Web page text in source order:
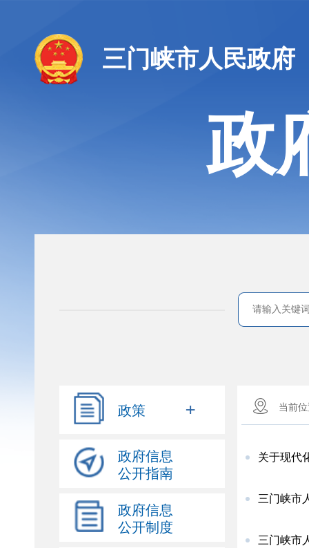
三门峡市人民政府
政
政策 +
政府信息
公开指南
政府信息
公开制度
当前
关于现代
三门峡市
三门峡市人